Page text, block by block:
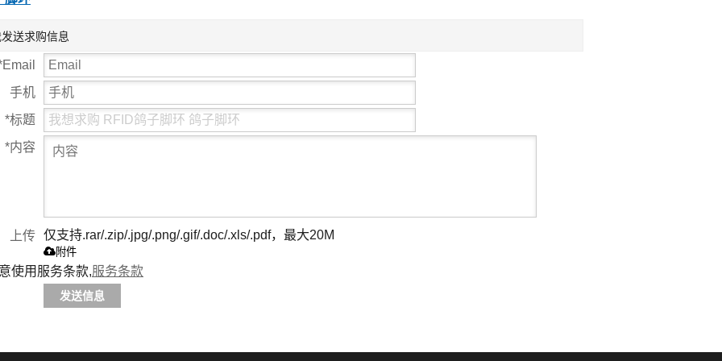
送求购信息
Email
手机
*标题
*内容
上传 仅支持.rar/.zip/.jpg/.png/.gif/.doc/.xls/.pdf，最大20M
附件
使用服务条款,服务条款
发送信息